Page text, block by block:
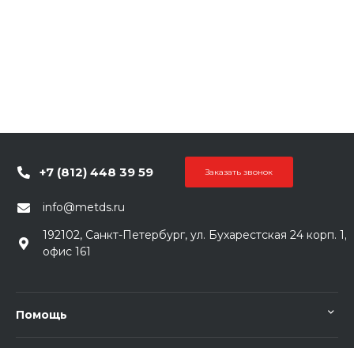
+7 (812) 448 39 59 Заказать звонок
info@metds.ru
192102, Санкт-Петербург, ул. Бухарестская 24 корп. 1,
офис 161
Помощь